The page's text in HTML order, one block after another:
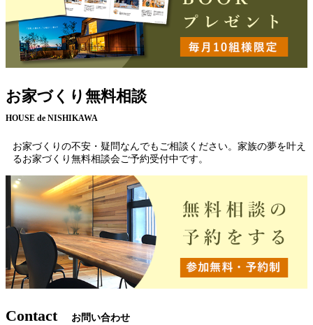
お家づくり無料相談
HOUSE de NISHIKAWA
お家づくりの不安・疑問なんでもご相談ください。家族の夢を叶え
るお家づくり無料相談会ご予約受付中です。
Contact お問い合わせ